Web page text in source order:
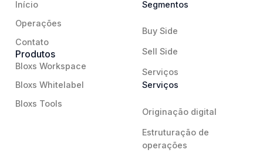
Início
Operações
Contato
Produtos
Bloxs Workspace
Bloxs Whitelabel
Bloxs Tools
Segmentos
Buy Side
Sell Side
Serviços
Serviços
Originação digital
Estruturação de
operações